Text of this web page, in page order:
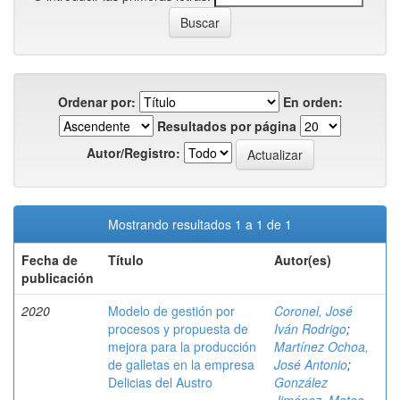
Ordenar por:
En orden:
Resultados por página
Autor/Registro:
Mostrando resultados 1 a 1 de 1
Fecha de
publicación
Título Autor(es)
2020
Modelo de gestión por
procesos y propuesta de
mejora para la producción
de galletas en la empresa
Delicias del Austro
Coronel, José
Iván Rodrigo;
Martínez Ochoa,
José Antonio;
González